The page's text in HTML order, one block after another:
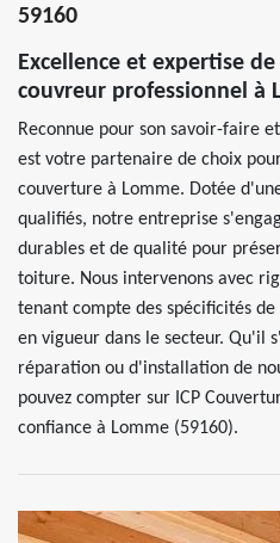
59160
Excellence et expertise
couvreur professionnel à
Reconnue pour son savoir-faire
est votre partenaire de choix
couverture à Lomme. Dotée
qualifiés, notre entreprise
durables et de qualité pour
toiture. Nous intervenons avec
tenant compte des spécificités
en vigueur dans le secteur. Qu'il
réparation ou d'installation de
pouvez compter sur ICP
confiance à Lomme (59160).